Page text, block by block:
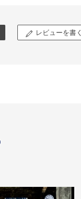
レビューを書く